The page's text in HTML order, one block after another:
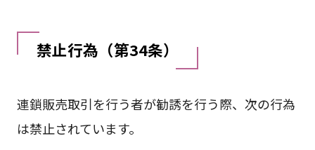
禁止行為（第34条）
連鎖販売取引を行う者が勧誘を行う際、次の行為
は禁止されています。